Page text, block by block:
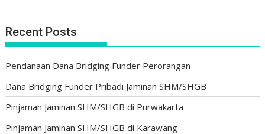
Recent Posts
Pendanaan Dana Bridging Funder Perorangan
Dana Bridging Funder Pribadi Jaminan SHM/SHGB
Pinjaman Jaminan SHM/SHGB di Purwakarta
Pinjaman Jaminan SHM/SHGB di Karawang